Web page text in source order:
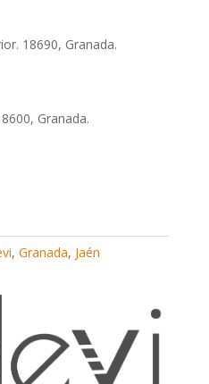
18690, Granada.
Granada.
, Granada, Jaén